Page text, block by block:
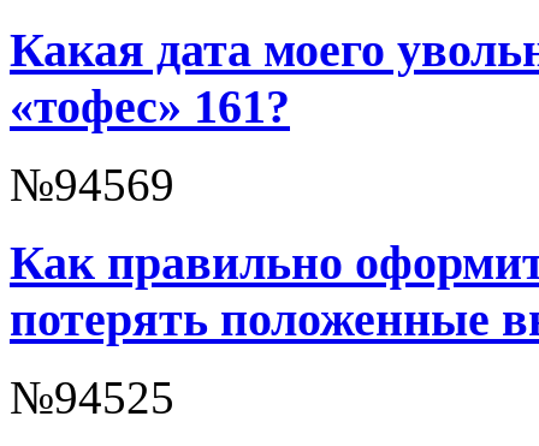
Какая дата моего
«тофес» 161?
№94569
Как правильно
потерять положенные
№94525